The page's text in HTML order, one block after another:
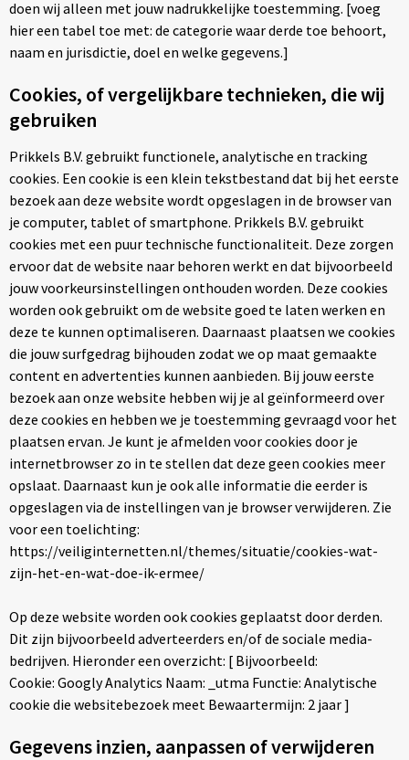
doen wij alleen met jouw nadrukkelijke toestemming. [voeg
hier een tabel toe met: de categorie waar derde toe behoort,
naam en jurisdictie, doel en welke gegevens.]
Cookies, of vergelijkbare technieken, die wij
gebruiken
Prikkels B.V. gebruikt functionele, analytische en tracking
cookies. Een cookie is een klein tekstbestand dat bij het eerste
bezoek aan deze website wordt opgeslagen in de browser van
je computer, tablet of smartphone. Prikkels B.V. gebruikt
cookies met een puur technische functionaliteit. Deze zorgen
ervoor dat de website naar behoren werkt en dat bijvoorbeeld
jouw voorkeursinstellingen onthouden worden. Deze cookies
worden ook gebruikt om de website goed te laten werken en
deze te kunnen optimaliseren. Daarnaast plaatsen we cookies
die jouw surfgedrag bijhouden zodat we op maat gemaakte
content en advertenties kunnen aanbieden. Bij jouw eerste
bezoek aan onze website hebben wij je al geïnformeerd over
deze cookies en hebben we je toestemming gevraagd voor het
plaatsen ervan. Je kunt je afmelden voor cookies door je
internetbrowser zo in te stellen dat deze geen cookies meer
opslaat. Daarnaast kun je ook alle informatie die eerder is
opgeslagen via de instellingen van je browser verwijderen. Zie
voor een toelichting:
https://veiliginternetten.nl/themes/situatie/cookies-wat-
zijn-het-en-wat-doe-ik-ermee/
Op deze website worden ook cookies geplaatst door derden.
Dit zijn bijvoorbeeld adverteerders en/of de sociale media-
bedrijven. Hieronder een overzicht: [ Bijvoorbeeld:
Cookie: Googly Analytics Naam: _utma Functie: Analytische
cookie die websitebezoek meet Bewaartermijn: 2 jaar ]
Gegevens inzien, aanpassen of verwijderen